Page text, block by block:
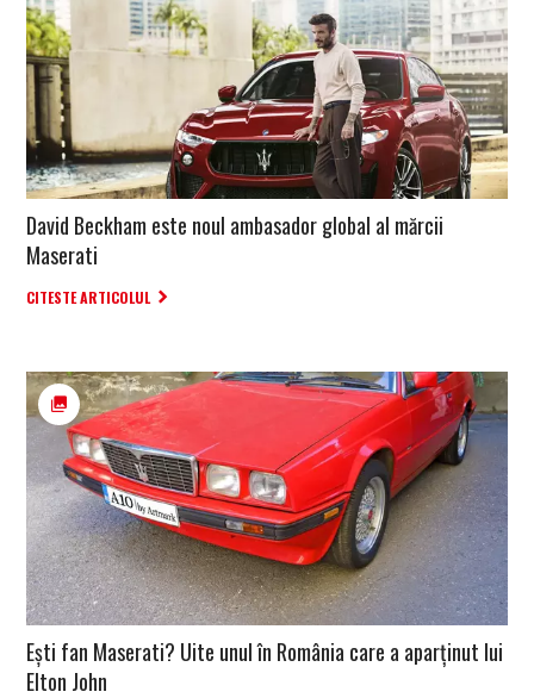
David Beckham este noul ambasador global al mărcii
Maserati
CITESTE ARTICOLUL
Ești fan Maserati? Uite unul în România care a aparținut lui
Elton John